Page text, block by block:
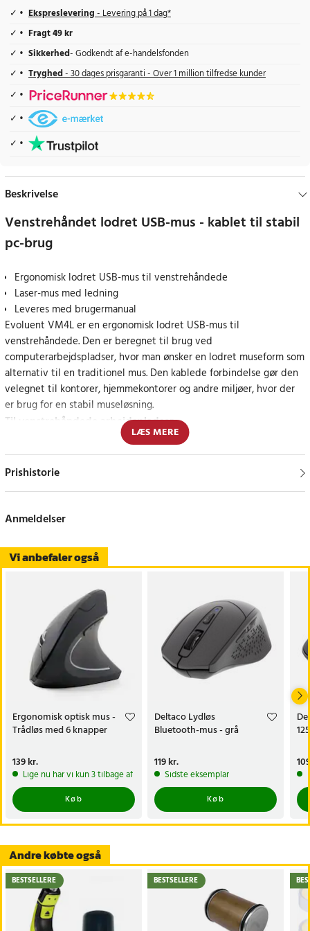
Ekspreslevering- Levering på 1 dag*
Fragt 49 kr
Sikkerhed- Godkendt af e-handelsfonden
Tryghed- 30 dages prisgaranti - Over 1 million tilfredse kunder
Beskrivelse
Venstrehåndet lodret USB-mus - kablet til stabil
pc-brug
Ergonomisk lodret USB-mus til venstrehåndede
Laser-mus med ledning
Leveres med brugermanual
Evoluent VM4L er en ergonomisk lodret USB-mus til
venstrehåndede. Den er beregnet til brug ved
computerarbejdspladser, hvor man ønsker en lodret museform som
alternativ til en traditionel mus. Den kablede forbindelse gør den
velegnet til kontorer, hjemmekontorer og andre miljøer, hvor der
er brug for en stabil museløsning.
Til venstrehåndede arbejdspladser
Denne model er designet til venstrehåndede brugere og er
velegnet til det daglige arbejde ved computeren, f.eks.
administration, kundeservice eller andre skærmbaserede opgaver.
- Dimensioner: 112,0 x 112,0 x 104,0 mm
- EAN: 852153014218
- Leveringsomfang: kablet lasermus, brugervejledning
Article number:API-HER-183083
LÆS MERE
Prishistorie
Vi anbefaler også
Ergonomisk optisk mus -
Trådløs med 6 knapper
Pris:139 kr.
139 kr.
Lige nu har vi kun 3 tilbage af dette produkt
Køb
Deltaco Lydløs
Bluetooth-mus - grå
Pris:119 kr.
119 kr.
Sidste eksemplar
Køb
Anmeldelser
Andre købte også
BESTSELLERE BESTSELLERE